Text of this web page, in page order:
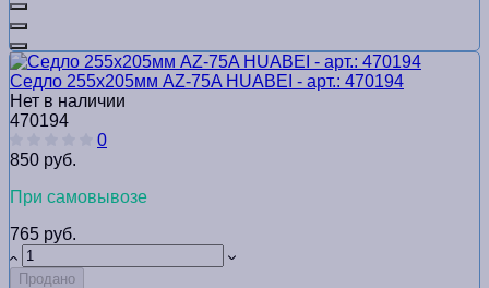
Седло 255x205мм AZ-75A HUABEI - арт.: 470194
Нет в наличии
470194
0
850 руб.
При самовывозе
765 руб.
Продано